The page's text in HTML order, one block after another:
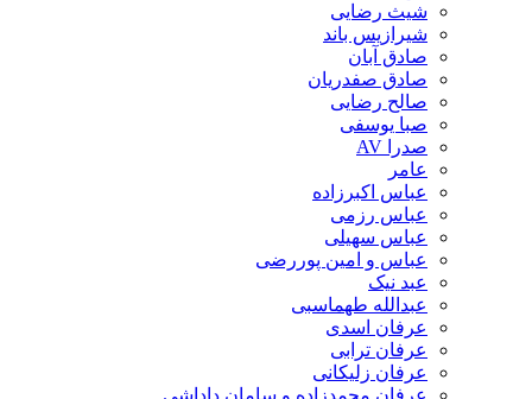
شیث رضایی
شیرازیس باند
صادق آبان
صادق صفدریان
صالح رضایی
صبا یوسفی
صدرا AV
عامر
عباس اکبرزاده
عباس رزمی
عباس سهیلی
عباس و امین پوررضی
عبد نیک
عبدالله طهماسبی‎
عرفان اسدی
عرفان ترابی
عرفان زلیکانی